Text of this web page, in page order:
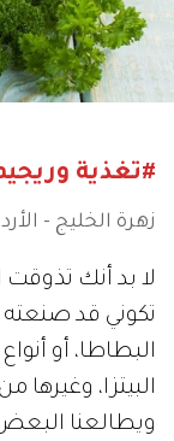
#تغذية
زهرة الخليج -
لا بد أنك تذوقت
تكوني قد
البطاطا، أو
البيتزا،
ويطالعنا